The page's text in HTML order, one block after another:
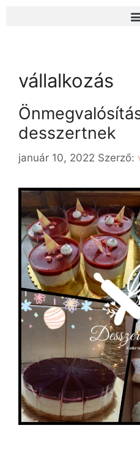
vállalkozás
desszertnek
január 10, 2022 Szerző: